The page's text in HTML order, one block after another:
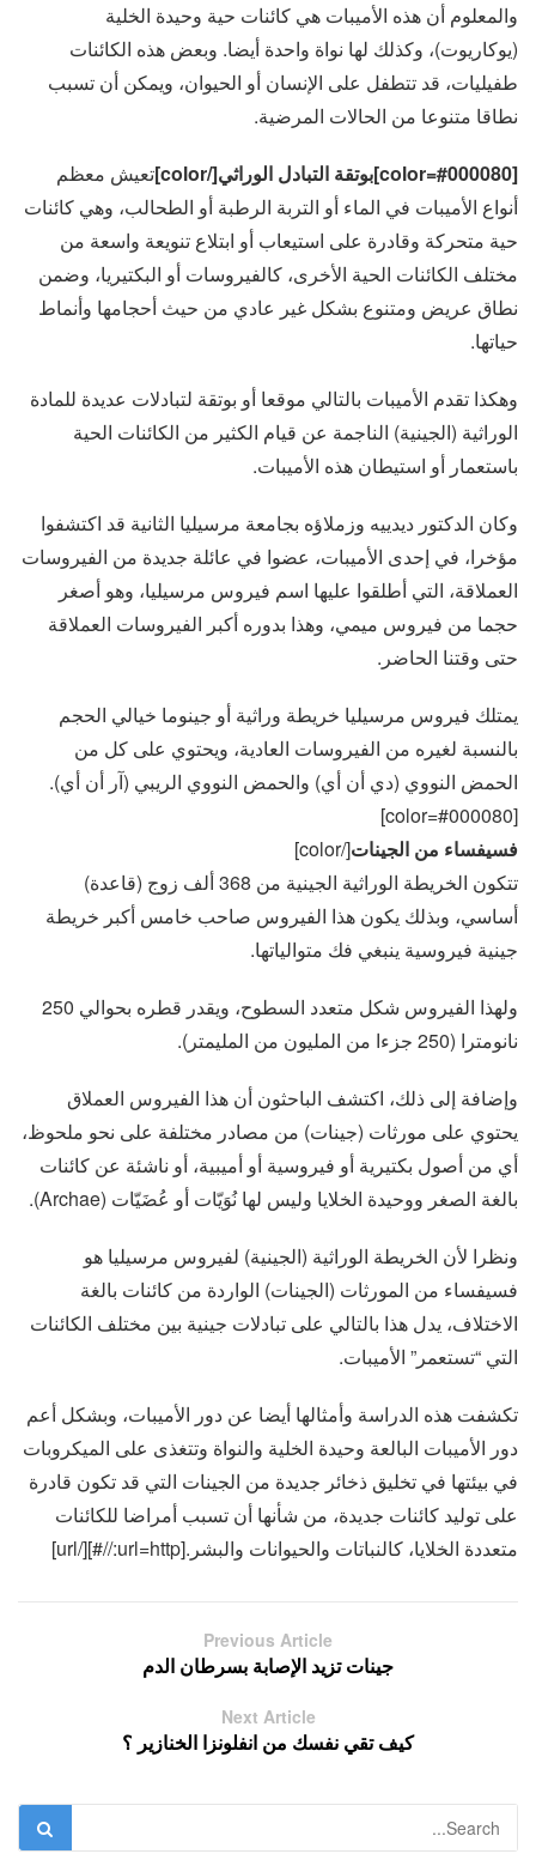
والمعلوم أن هذه الأميبات هي كائنات حية وحيدة الخلية
(يوكاريوت)، وكذلك لها نواة واحدة أيضا. وبعض هذه الكائنات
طفيليات، قد تتطفل على الإنسان أو الحيوان، ويمكن أن تسبب
نطاقا متنوعا من الحالات المرضية.
[color=#000080]بوتقة التبادل الوراثي[/color]
تعيش معظم
أنواع الأميبات في الماء أو التربة الرطبة أو الطحالب، وهي كائنات
حية متحركة وقادرة على استيعاب أو ابتلاع تنويعة واسعة من
مختلف الكائنات الحية الأخرى، كالفيروسات أو البكتيريا، وضمن
نطاق عريض ومتنوع بشكل غير عادي من حيث أحجامها وأنماط
حياتها.
وهكذا تقدم الأميبات بالتالي موقعا أو بوتقة لتبادلات عديدة للمادة
الوراثية (الجينية) الناجمة عن قيام الكثير من الكائنات الحية
باستعمار أو استيطان هذه الأميبات.
وكان الدكتور ديدييه وزملاؤه بجامعة مرسيليا الثانية قد اكتشفوا
مؤخرا، في إحدى الأميبات، عضوا في عائلة جديدة من الفيروسات
العملاقة، التي أطلقوا عليها اسم فيروس مرسيليا، وهو أصغر
حجما من فيروس ميمي، وهذا بدوره أكبر الفيروسات العملاقة
حتى وقتنا الحاضر.
يمتلك فيروس مرسيليا خريطة وراثية أو جينوما خيالي الحجم
بالنسبة لغيره من الفيروسات العادية، ويحتوي على كل من
الحمض النووي (دي أن أي) والحمض النووي الريبي (آر أن أي).
[color=#000080]
فسيفساء من الجينات[/color]
تتكون الخريطة الوراثية الجينية من 368 ألف زوج (قاعدة)
أساسي، وبذلك يكون هذا الفيروس صاحب خامس أكبر خريطة
جينية فيروسية ينبغي فك متوالياتها.
ولهذا الفيروس شكل متعدد السطوح، ويقدر قطره بحوالي 250
نانومترا (250 جزءا من المليون من المليمتر).
وإضافة إلى ذلك، اكتشف الباحثون أن هذا الفيروس العملاق
يحتوي على مورثات (جينات) من مصادر مختلفة على نحو ملحوظ،
أي من أصول بكتيرية أو فيروسية أو أميبية، أو ناشئة عن كائنات
بالغة الصغر ووحيدة الخلايا وليس لها نُوَيّات أو عُضَيّات (Archae).
ونظرا لأن الخريطة الوراثية (الجينية) لفيروس مرسيليا هو
فسيفساء من المورثات (الجينات) الواردة من كائنات بالغة
الاختلاف، يدل هذا بالتالي على تبادلات جينية بين مختلف الكائنات
التي “تستعمر” الأميبات.
تكشفت هذه الدراسة وأمثالها أيضا عن دور الأميبات، وبشكل أعم
دور الأميبات البالعة وحيدة الخلية والنواة وتتغذى على الميكروبات
في بيئتها في تخليق ذخائر جديدة من الجينات التي قد تكون قادرة
على توليد كائنات جديدة، من شأنها أن تسبب أمراضا للكائنات
متعددة الخلايا، كالنباتات والحيوانات والبشر.[url=http://#][/url]
Previous Article
جينات تزيد الإصابة بسرطان الدم
Next Article
كيف تقي نفسك من انفلونزا الخنازير ؟